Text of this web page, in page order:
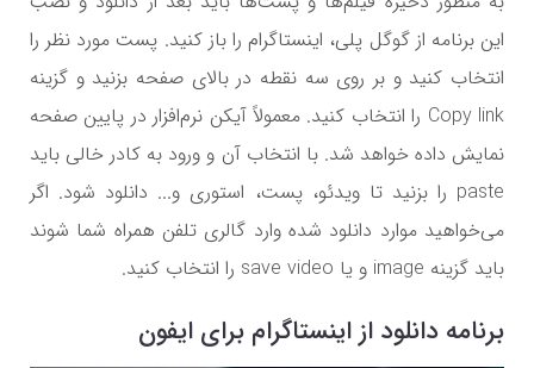
این برنامه از گوگل پلی، اینستاگرام را باز کنید. پست مورد نظر را
انتخاب کنید و بر روی سه نقطه در بالای صفحه بزنید و گزینه
Copy link را انتخاب کنید. معمولاً آیکن نرم‌افزار در پایین صفحه
نمایش داده خواهد شد. با انتخاب آن و ورود به کادر خالی باید
paste را بزنید تا ویدئو، پست، استوری و... دانلود شود. اگر
می‌خواهید موارد دانلود شده وارد گالری تلفن همراه شما شوند
باید گزینه image و یا save video را انتخاب کنید.
برنامه دانلود از اینستاگرام برای ایفون